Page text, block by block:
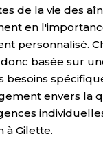
de la vie des
en
personnalisé.
basée sur
besoins
envers la
à Gilette.